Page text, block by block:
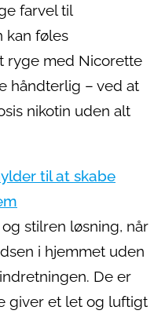
farvel til
kan føles
ryge med Nicorette
håndterlig – ved at
nikotin uden alt
til at skabe
stilren løsning, når
i hjemmet uden
De er
et let og luftigt